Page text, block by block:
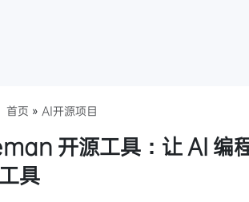
首页 » AI开源项目
开源工具：让 AI 编
具